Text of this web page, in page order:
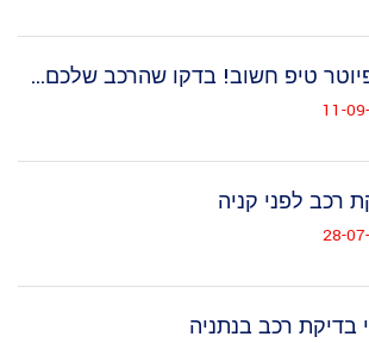
טיפ חשוב! בדקו שהרכב שלכם...
11-
רכב לפני קניה
28-
בדיקת רכב בנתניה